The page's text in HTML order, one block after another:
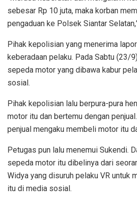
sebesar Rp 10 juta, maka korban
pengaduan ke Polsek Siantar
Pihak kepolisian yang menerima
keberadaan pelaku. Pada Sabtu (23/
sepeda motor yang dibawa kabur
sosial.
Pihak kepolisian lalu berpura-pura
motor itu dan bertemu dengan
penjual mengaku membeli motor itu
Petugas pun lalu menemui Sukendi.
sepeda motor itu dibelinya dari
Widya yang disuruh pelaku VR untuk
itu di media sosial.